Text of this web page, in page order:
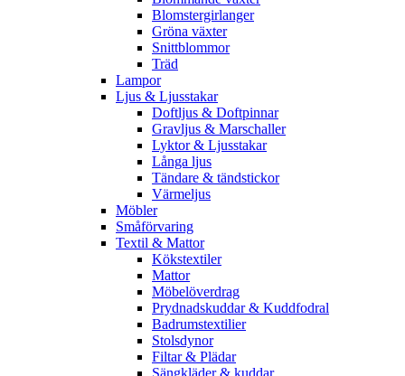
Blomstergirlanger
Gröna växter
Snittblommor
Träd
Lampor
Ljus & Ljusstakar
Doftljus & Doftpinnar
Gravljus & Marschaller
Lyktor & Ljusstakar
Långa ljus
Tändare & tändstickor
Värmeljus
Möbler
Småförvaring
Textil & Mattor
Kökstextiler
Mattor
Möbelöverdrag
Prydnadskuddar & Kuddfodral
Badrumstextilier
Stolsdynor
Filtar & Plädar
Sängkläder & kuddar